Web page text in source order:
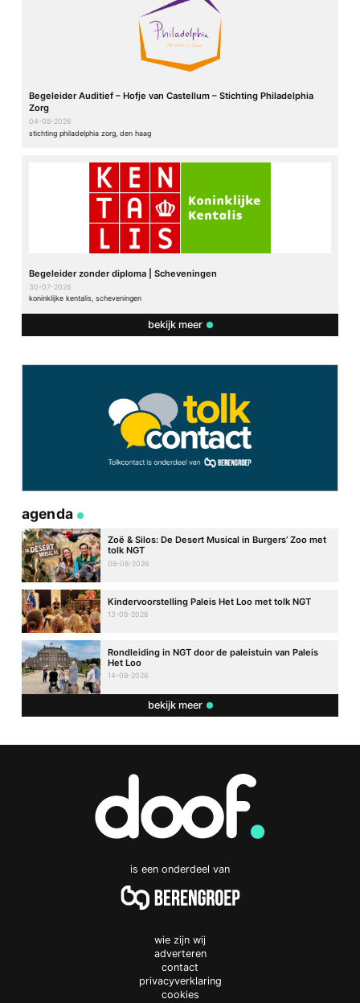
Begeleider Auditief – Hofje van Castellum – Stichting Philadelphia
Zorg
04-08-2026
stichting philadelphia zorg, den haag
Begeleider zonder diploma | Scheveningen
30-07-2026
koninklijke kentalis, scheveningen
bekijk meer
agenda
Zoë & Silos: De Desert Musical in Burgers’ Zoo met
tolk NGT
08-08-2026
Kindervoorstelling Paleis Het Loo met tolk NGT
13-08-2026
Rondleiding in NGT door de paleistuin van Paleis
Het Loo
14-08-2026
bekijk meer
is een onderdeel van
wie zijn wij
adverteren
contact
privacyverklaring
cookies